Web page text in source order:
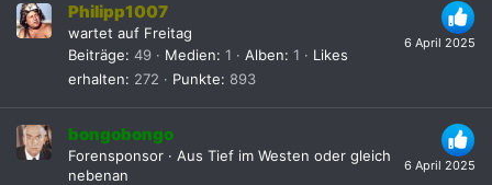
6 April 2025
Philipp1007
wartet auf Freitag
Beiträge 49 Medien 1 Alben 1
Likes
erhalten
272 Punkte 893
6 April 2025
bongobongo
Forensponsor · Aus Tief im Westen oder gleich
nebenan